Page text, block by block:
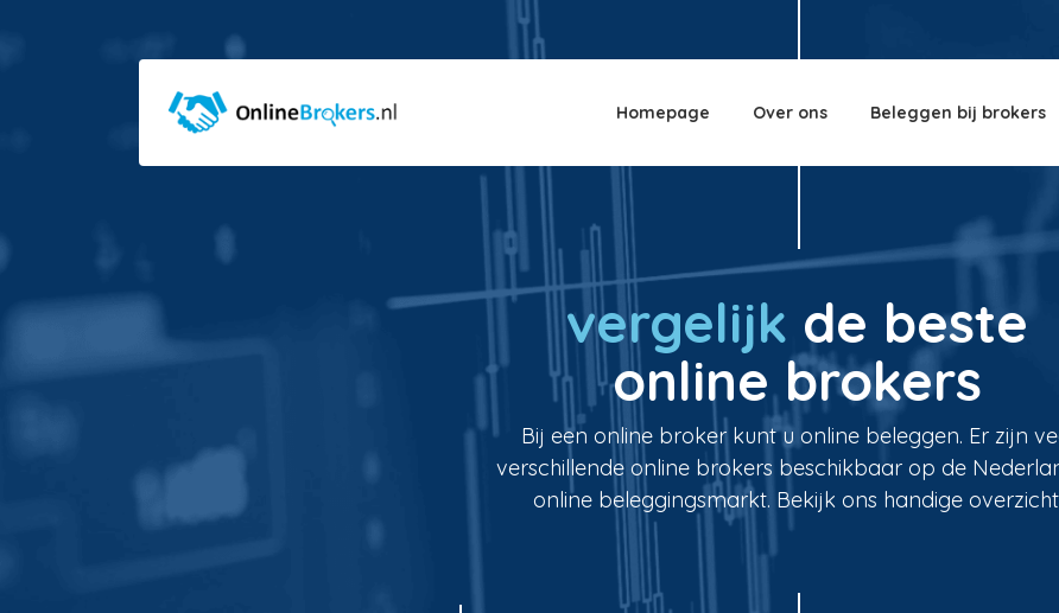
Homepage Over ons Beleggen bij brokers
vergelijk de beste
online brokers
Bij een online broker kunt u online beleggen. Er zijn
verschillende online brokers beschikbaar op de
online beleggingsmarkt. Bekijk ons handige